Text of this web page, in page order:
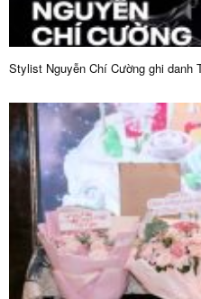
Stylist Nguyễn Chí Cường ghi danh